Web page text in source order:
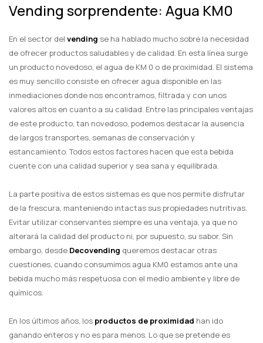
Vending sorprendente: Agua KM0
En el sector del vending se ha hablado mucho sobre la necesidad
de ofrecer productos saludables y de calidad. En esta línea surge
un producto novedoso, el agua de KM 0 o de proximidad. El sistema
es muy sencillo consiste en ofrecer agua disponible en las
inmediaciones donde nos encontramos, filtrada y con unos
valores altos en cuanto a su calidad. Entre las principales ventajas
de este producto, tan novedoso, podemos destacar la ausencia
de largos transportes, semanas de conservación y
estancamiento. Todos estos factores hacen que esta bebida
cuente con una calidad superior y sea sana y equilibrada.
La parte positiva de estos sistemas es que nos permite disfrutar
de la frescura, manteniendo intactas sus propiedades nutritivas.
Evitar utilizar conservantes siempre es una ventaja, ya que no
alterará la calidad del producto ni, por supuesto, su sabor. Sin
embargo, desde Decovending queremos destacar otras
cuestiones, cuando consumimos agua KM0 estamos ante una
bebida mucho más respetuosa con el medio ambiente y libre de
químicos.
En los últimos años, los productos de proximidad han ido
ganando enteros y no es para menos. Lo que se pretende es